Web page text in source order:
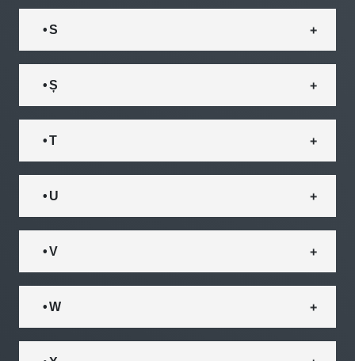
• S
• Ș
• T
• U
• V
• W